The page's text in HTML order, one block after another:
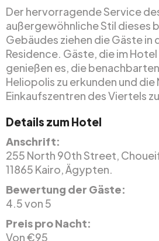
Der hervorragende Service
außergewöhnliche Stil dieses
Gebäudes ziehen die Gäste in
Residence. Gäste, die im
genießen es, die
Heliopolis zu erkunden und die
Einkaufszentren des Viertels
Details zum Hotel
Anschrift:
255 North 90th Street,
11865 Kairo, Ägypten.
Bewertung der Gäste:
4.5 von 5
Preis pro Nacht:
Von €95